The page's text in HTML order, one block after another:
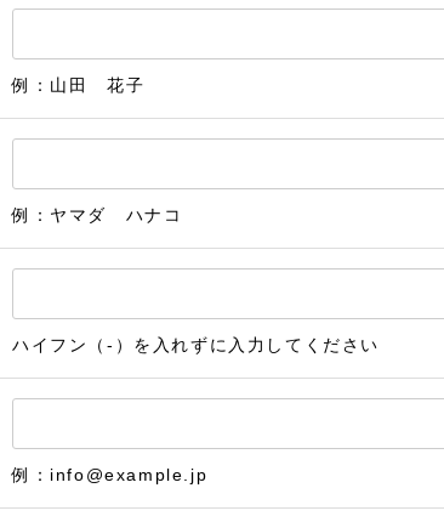
例：山田 花子
例：ヤマダ ハナコ
ハイフン（-）を入れずに入力してください
例：info@example.jp